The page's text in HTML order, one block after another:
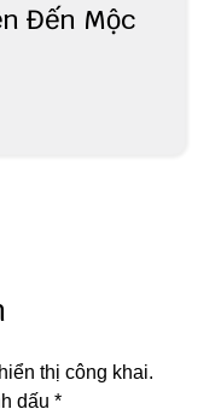
Đến Mộc
thị công khai.
dấu *